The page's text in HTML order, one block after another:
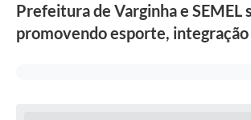
Prefeitura de Varginha e SEMEL
promovendo esporte,